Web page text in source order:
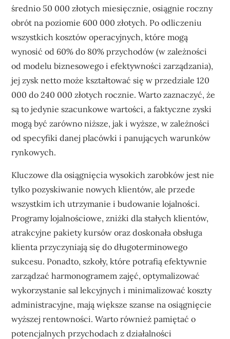
średnio 50 000 złotych miesięcznie, osiągnie roczny
obrót na poziomie 600 000 złotych. Po odliczeniu
wszystkich kosztów operacyjnych, które mogą
wynosić od 60% do 80% przychodów (w zależności
od modelu biznesowego i efektywności zarządzania),
jej zysk netto może kształtować się w przedziale 120
000 do 240 000 złotych rocznie. Warto zaznaczyć, że
są to jedynie szacunkowe wartości, a faktyczne zyski
mogą być zarówno niższe, jak i wyższe, w zależności
od specyfiki danej placówki i panujących warunków
rynkowych.
Kluczowe dla osiągnięcia wysokich zarobków jest nie
tylko pozyskiwanie nowych klientów, ale przede
wszystkim ich utrzymanie i budowanie lojalności.
Programy lojalnościowe, zniżki dla stałych klientów,
atrakcyjne pakiety kursów oraz doskonała obsługa
klienta przyczyniają się do długoterminowego
sukcesu. Ponadto, szkoły, które potrafią efektywnie
zarządzać harmonogramem zajęć, optymalizować
wykorzystanie sal lekcyjnych i minimalizować koszty
administracyjne, mają większe szanse na osiągnięcie
wyższej rentowności. Warto również pamiętać o
potencjalnych przychodach z działalności